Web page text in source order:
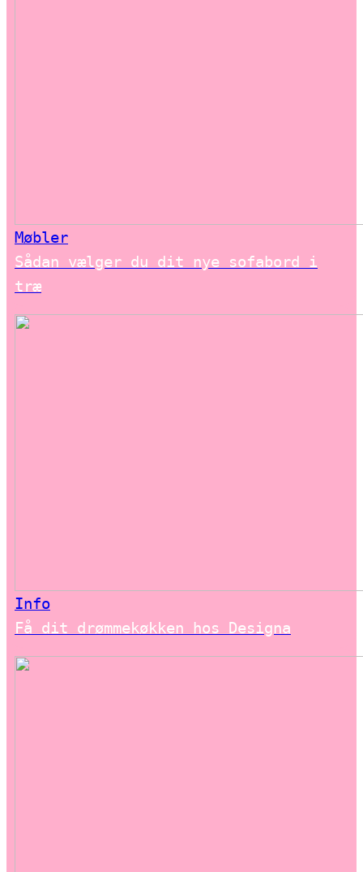
Møbler
Sådan vælger du dit nye sofabord i
træ
Info
Få dit drømmekøkken hos Designa